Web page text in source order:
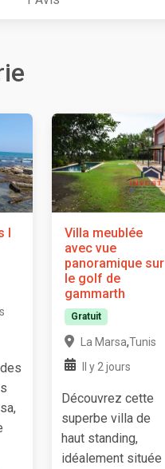
Villa meublée
avec vue
panoramique sur
le golf de
gammarth
Gratuit
La Marsa,Tunis
Il y 2 jours
Découvrez cette
superbe villa de
haut standing,
idéalement située